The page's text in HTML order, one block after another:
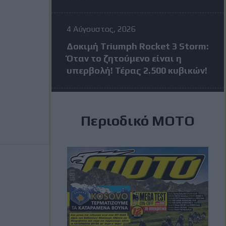
4 Αύγουστος, 2026
Δοκιμή Triumph Rocket 3 Storm:
Όταν το ζητούμενο είναι η
υπερβολή! Τέρας 2.500 κυβικών!
MotoGP: Πέντε αναβάτες σε
το Grand Prix της Βρετανίας
3 Αύγουστος, 2026
MXGP Βέλγιο: Κέρδισε ο Jeffrey
Herlings και πάει ολοταχώς για
τίτλο
Περιοδικό ΜΟΤΟ